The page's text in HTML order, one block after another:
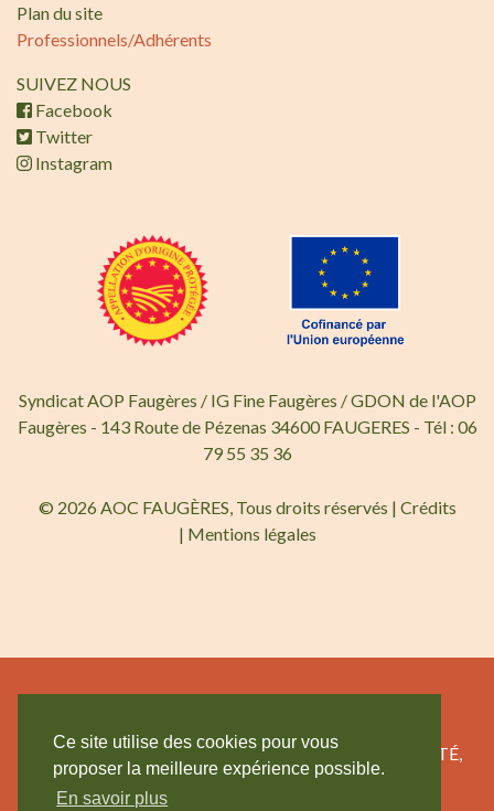
Ce site utilise des cookies pour vous
proposer la meilleure expérience possible.
En savoir plus
Plan du site
Professionnels/Adhérents
SUIVEZ NOUS
Facebook
Twitter
Instagram
Syndicat AOP Faugères / IG Fine Faugères / GDON de l'AOP
Faugères - 143 Route de Pézenas 34600 FAUGERES - Tél : 06
79 55 35 36
© 2026 AOC FAUGÈRES, Tous droits réservés | Crédits
| Mentions légales
L’ABUS D’ALCOOL EST DANGEREUX POUR LA SANTÉ,
CONSOMMEZ AVEC MODÉRATION.